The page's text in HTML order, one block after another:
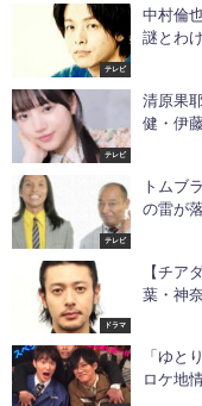
テレビ
中村倫
謎とわけ
テレビ
清原果
健・伊
テレビ
トムブ
の雷が
ドラマ
【チア
葉・神
「ゆと
ロケ地